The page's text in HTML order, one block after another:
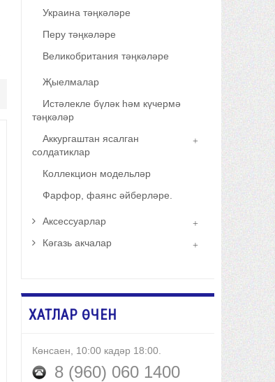
Украина тәңкәләре
Перу тәңкәләре
Великобритания тәңкәләре
Җыелмалар
Истәлекле бүләк һәм күчермә
тәңкәләр
Аккургаштан ясалган
солдатиклар
Коллекцион модельләр
Фарфор, фаянс әйберләре.
Аксессуарлар
Кәгазь акчалар
ХАТЛАР ӨЧЕН
Көнсаен, 10:00 кадәр 18:00.
8 (960) 060 1400